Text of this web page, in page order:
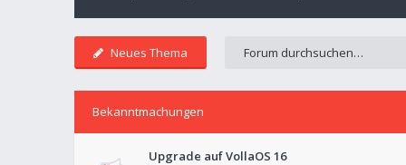
Neues Thema
Bekanntmachungen
Upgrade auf VollaOS 16